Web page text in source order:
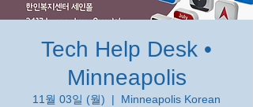
Tech Help Desk •
Minneapolis
11월 03일 (월)
  |
Minneapolis Korean